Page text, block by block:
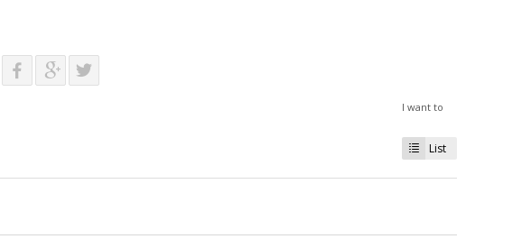
I want to
List